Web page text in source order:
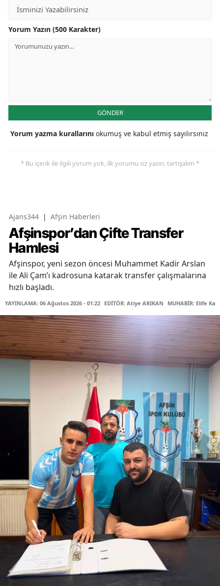
Yorum Yazın (500 Karakter)
GÖNDER
Yorum yazma kurallarını okumuş ve kabul etmiş sayılırsınız
* Bu içerik ile ilgili yorum yok, ilk yorumu siz yazın, tartışalım *
Ajans344 | Afşin Haberleri
Afşinspor’dan Çifte Transfer
Hamlesi
Afşinspor, yeni sezon öncesi Muhammet Kadir Arslan
ile Ali Çam’ı kadrosuna katarak transfer çalışmalarına
hızlı başladı.
YAYINLAMA: 06 Ağustos 2026 - 01:22 EDİTÖR: Atiye ARIKAN MUHABİR: Elife